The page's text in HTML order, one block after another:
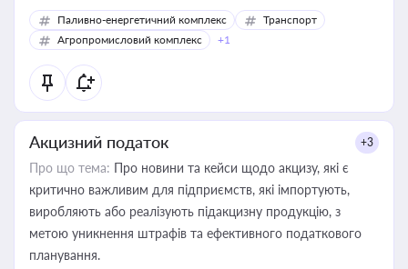
Паливно-енергетичний комплекс
Транспорт
Агропромисловий комплекс
+1
Акцизний податок +3
Про що тема: Про новини та кейси щодо акцизу, які є
критично важливим для підприємств, які імпортують,
виробляють або реалізують підакцизну продукцію, з
метою уникнення штрафів та ефективного податкового
планування.